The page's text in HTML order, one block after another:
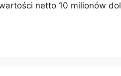
netto 10 milionów